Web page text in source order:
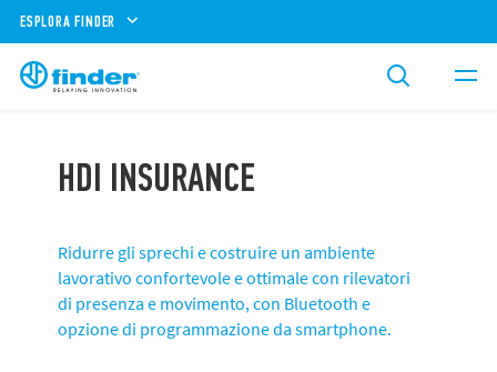
ESPLORA FINDER
HDI INSURANCE
Ridurre gli sprechi e costruire un ambiente
lavorativo confortevole e ottimale con rilevatori
di presenza e movimento, con Bluetooth e
opzione di programmazione da smartphone.